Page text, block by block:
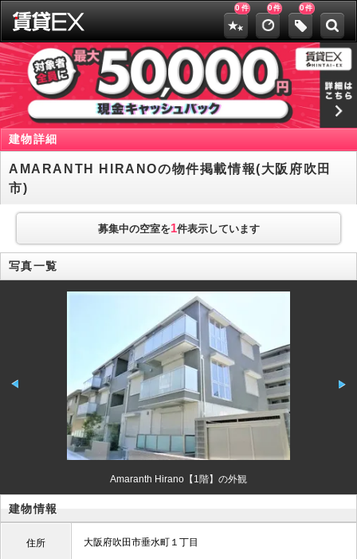
0 件 0件 0件
建物詳細
AMARANTH HIRANOの物件掲載情報(大阪府吹田
市)
募集中の空室を1件表示しています
写真一覧
Amaranth Hirano【1階】の外観
建物情報
住所 大阪府吹田市垂水町１丁目